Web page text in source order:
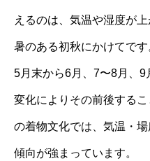
えるのは、気温や湿度が
暑のある初秋にかけてで
5月末から6月、7〜8月、
変化によりその前後する
の着物文化では、気温・
傾向が強まっています。